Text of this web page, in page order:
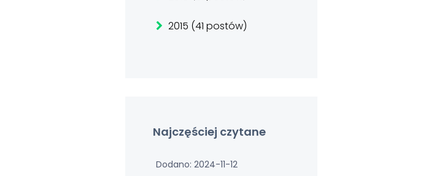
2015 (41 postów)
Najczęściej czytane
Dodano: 2024-11-12